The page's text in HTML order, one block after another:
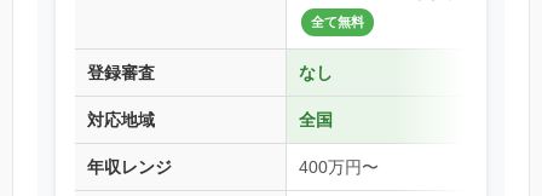
全て無料
登録審査 なし
対応地域 全国
年収レンジ 400万円〜